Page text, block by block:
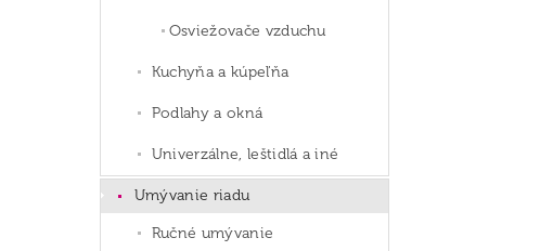
Osviežovače vzduchu
Kuchyňa a kúpeľňa
Podlahy a okná
Univerzálne, leštidlá a iné
Umývanie riadu
Ručné umývanie